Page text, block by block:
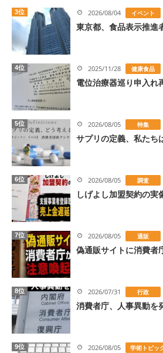
3位 2026/08/04 イベント
東京都、食品表示推進
4位 2025/11/28 健康食品
電位治療器巡り申入れ
5位 2026/08/05 特集
サプリの定義、私た
6位 2026/08/05 調査
しげよし加盟契約の
7位 2026/08/05 通販
偽通販サイトに消費
8位 2026/07/31 行政
消費者庁、人事異動を
9位 2026/08/05 学術トピッ